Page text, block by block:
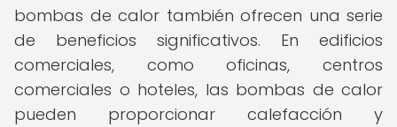
bombas de calor también ofrecen una serie
de beneficios significativos. En edificios
comerciales, como oficinas, centros
comerciales o hoteles, las bombas de calor
pueden proporcionar calefacción y